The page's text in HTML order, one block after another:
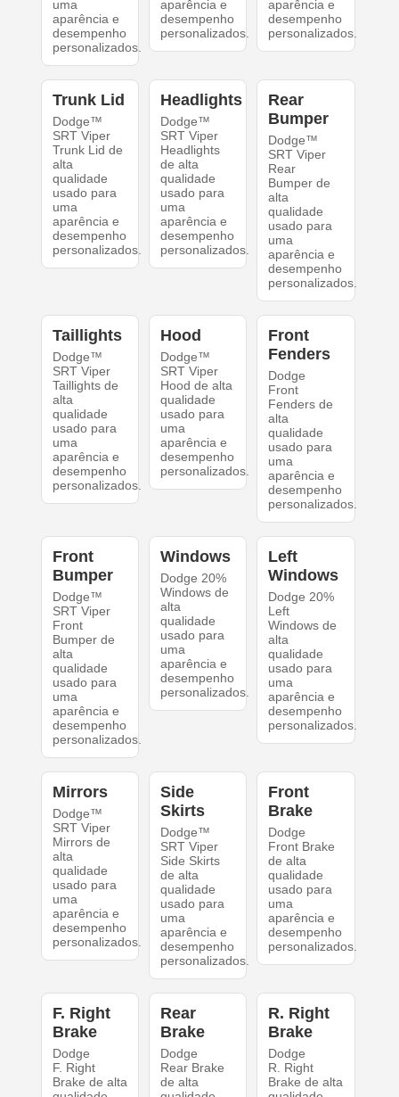
uma
aparência e
desempenho
personalizados.
aparência e
desempenho
personalizados.
aparência e
desempenho
personalizados.
Trunk Lid
Dodge™
SRT Viper
Trunk Lid de
alta
qualidade
usado para
uma
aparência e
desempenho
personalizados.
Headlights
Dodge™
SRT Viper
Headlights
de alta
qualidade
usado para
uma
aparência e
desempenho
personalizados.
Rear
Bumper
Dodge™
SRT Viper
Rear
Bumper de
alta
qualidade
usado para
uma
aparência e
desempenho
personalizados.
Taillights
Dodge™
SRT Viper
Taillights de
alta
qualidade
usado para
uma
aparência e
desempenho
personalizados.
Hood
Dodge™
SRT Viper
Hood de alta
qualidade
usado para
uma
aparência e
desempenho
personalizados.
Front
Fenders
Dodge
Front
Fenders de
alta
qualidade
usado para
uma
aparência e
desempenho
personalizados.
Front
Bumper
Dodge™
SRT Viper
Front
Bumper de
alta
qualidade
usado para
uma
aparência e
desempenho
personalizados.
Windows
Dodge 20%
Windows de
alta
qualidade
usado para
uma
aparência e
desempenho
personalizados.
Left
Windows
Dodge 20%
Left
Windows de
alta
qualidade
usado para
uma
aparência e
desempenho
personalizados.
Mirrors
Dodge™
SRT Viper
Mirrors de
alta
qualidade
usado para
uma
aparência e
desempenho
personalizados.
Side
Skirts
Dodge™
SRT Viper
Side Skirts
de alta
qualidade
usado para
uma
aparência e
desempenho
personalizados.
Front
Brake
Dodge
Front Brake
de alta
qualidade
usado para
uma
aparência e
desempenho
personalizados.
F. Right
Brake
Dodge
F. Right
Brake de alta
Rear
Brake
Dodge
Rear Brake
de alta
R. Right
Brake
Dodge
R. Right
Brake de alta